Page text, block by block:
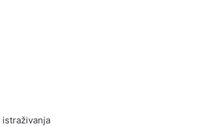
istraživanja